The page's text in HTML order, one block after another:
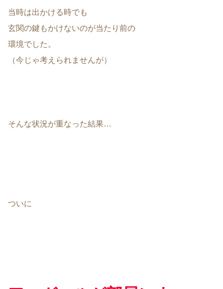
当時は出かける時でも
玄関の鍵もかけないのが当たり前の
環境でした。
（今じゃ考えられませんが）
そんな状況が重なった結果…
ついに